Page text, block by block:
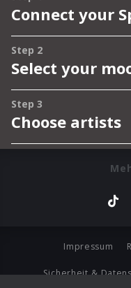
Impressum
Sicherheit &